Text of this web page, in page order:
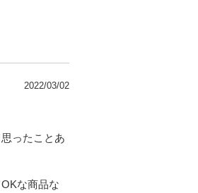
2022/03/02
ったことあ
な商品な